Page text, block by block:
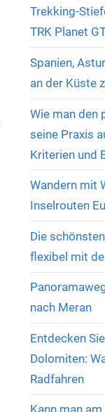
Trekking-
TRK Planet
Spanien,
an der Küste
Wie man den
seine Praxis
Kriterien und
Wandern mit
Inselrouten
Die
flexibel mit
nach Meran
Entdecken
Dolomiten:
Radfahren